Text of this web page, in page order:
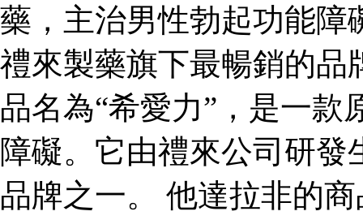
藥，主治男性勃起功能障
禮來製藥旗下最暢銷的品
品名為“希愛力”，是一
障礙。它由禮來公司研
品牌之一。 他達拉非的